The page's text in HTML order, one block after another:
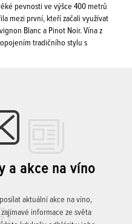
pevnosti ve výšce 400 metrů
mezi první, kteří začali využívat
Blanc a Pinot Noir. Vína z
tradičního stylu s
a akce na víno
aktuální akce na víno,
informace ze světa